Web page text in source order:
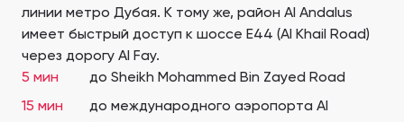
линии метро Дубая. К тому же, район Al Andalus
имеет быстрый доступ к шоссе E44 (Al Khail Road)
через дорогу Al Fay.
5 мин
до Sheikh Mohammed Bin Zayed Road
15 мин
до международного аэропорта Al